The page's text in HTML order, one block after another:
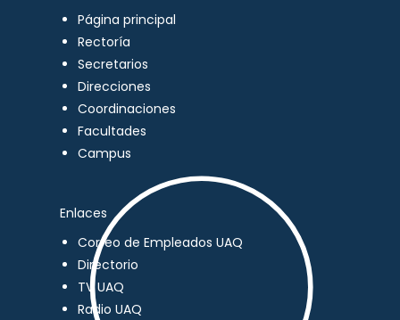
Página principal
Rectoría
Secretarios
Direcciones
Coordinaciones
Facultades
Campus
Enlaces
Correo de Empleados UAQ
Directorio
TV UAQ
Radio UAQ